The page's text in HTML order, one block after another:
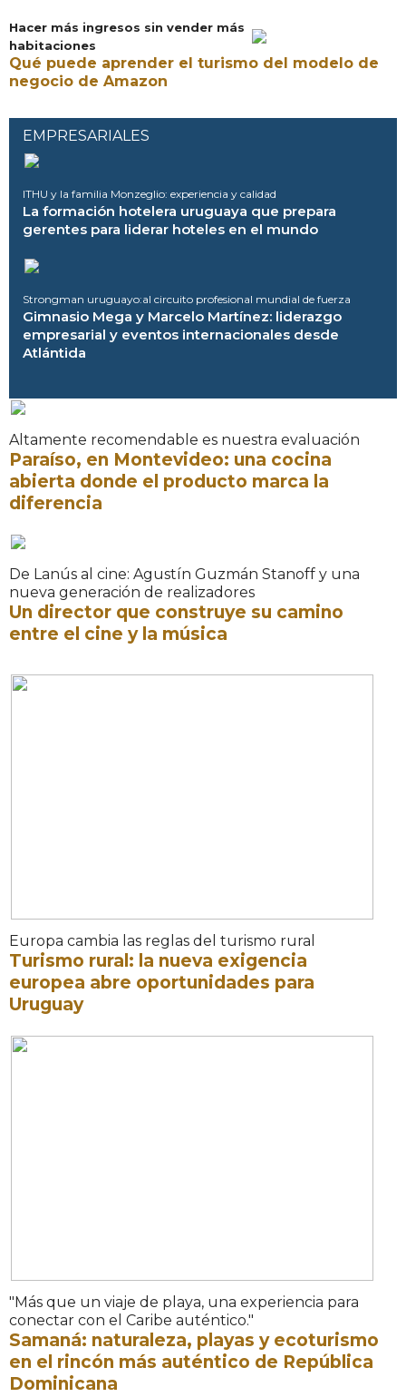
Hacer más ingresos sin vender más
habitaciones
Qué puede aprender el turismo del modelo de
negocio de Amazon
EMPRESARIALES
ITHU y la familia Monzeglio: experiencia y calidad
La formación hotelera uruguaya que prepara
gerentes para liderar hoteles en el mundo
Strongman uruguayo:al circuito profesional mundial de fuerza
Gimnasio Mega y Marcelo Martínez: liderazgo
empresarial y eventos internacionales desde
Atlántida
Altamente recomendable es nuestra evaluación
Paraíso, en Montevideo: una cocina
abierta donde el producto marca la
diferencia
De Lanús al cine: Agustín Guzmán Stanoff y una
nueva generación de realizadores
Un director que construye su camino
entre el cine y la música
Europa cambia las reglas del turismo rural
Turismo rural: la nueva exigencia
europea abre oportunidades para
Uruguay
"Más que un viaje de playa, una experiencia para
conectar con el Caribe auténtico."
Samaná: naturaleza, playas y ecoturismo
en el rincón más auténtico de República
Dominicana